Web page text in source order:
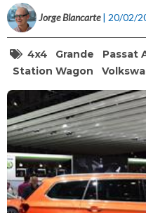
Jorge Blancarte | 20/02/
4x4 Grande Passat
Station Wagon